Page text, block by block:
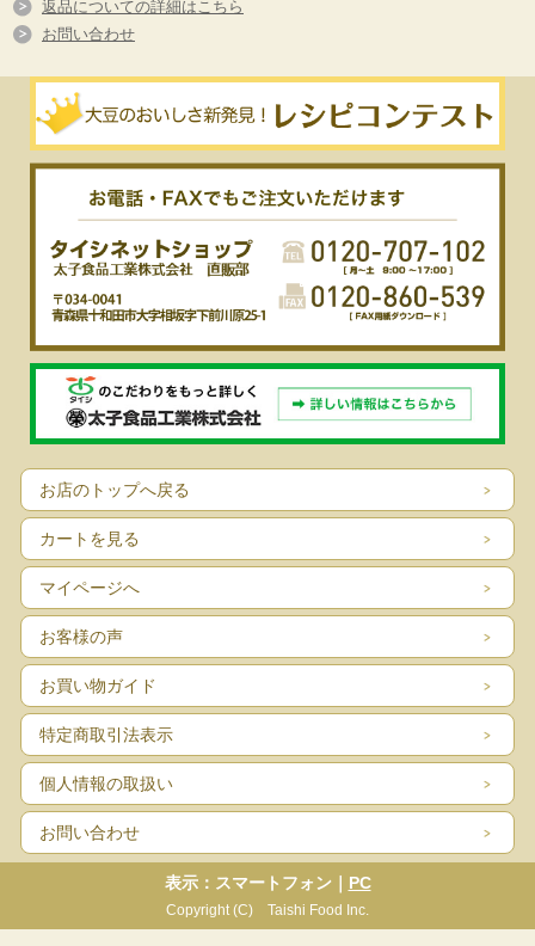
返品についての詳細はこちら
お問い合わせ
お店のトップへ戻る
カートを見る
マイページへ
お客様の声
お買い物ガイド
特定商取引法表示
個人情報の取扱い
お問い合わせ
表示：スマートフォン｜ PC
Copyright (C) Taishi Food Inc.